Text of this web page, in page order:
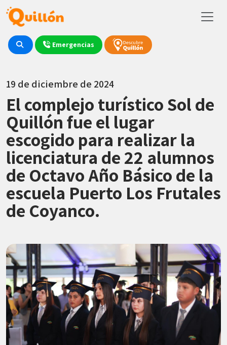
Emergencias
19 de diciembre de 2024
El complejo turístico Sol de
Quillón fue el lugar
escogido para realizar la
licenciatura de 22 alumnos
de Octavo Año Básico de la
escuela Puerto Los Frutales
de Coyanco.